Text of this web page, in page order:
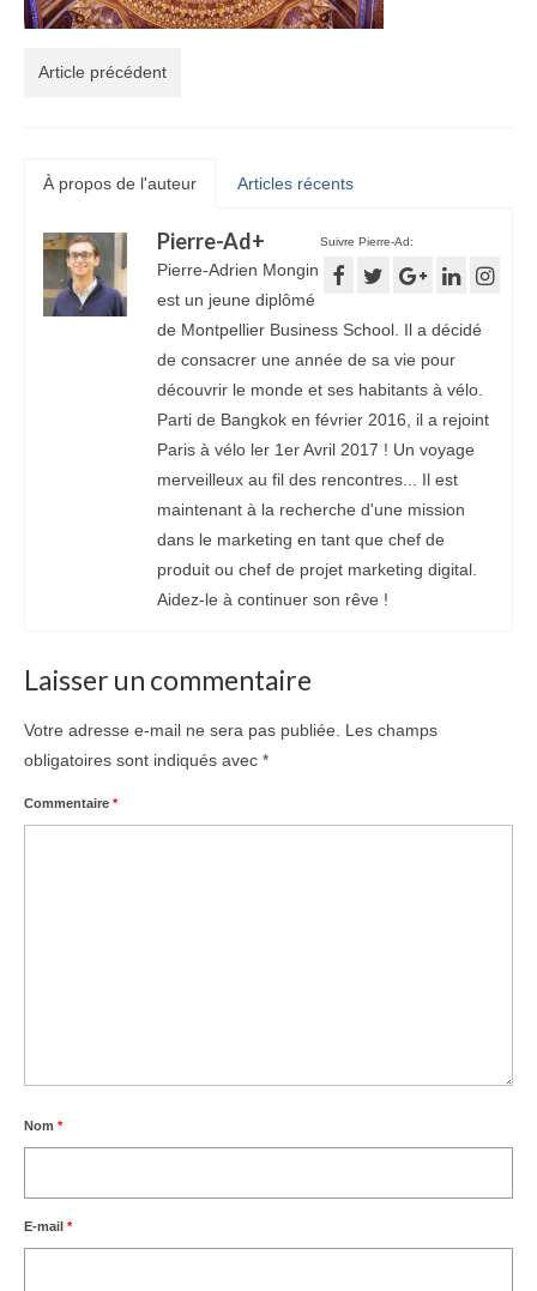
Article précédent
À propos de l'auteur Articles récents
Suivre Pierre-Ad:
Pierre-Ad+
Pierre-Adrien Mongin
est un jeune diplômé
de Montpellier Business School. Il a décidé
de consacrer une année de sa vie pour
découvrir le monde et ses habitants à vélo.
Parti de Bangkok en février 2016, il a rejoint
Paris à vélo ler 1er Avril 2017 ! Un voyage
merveilleux au fil des rencontres... Il est
maintenant à la recherche d'une mission
dans le marketing en tant que chef de
produit ou chef de projet marketing digital.
Aidez-le à continuer son rêve !
Laisser un commentaire
Votre adresse e-mail ne sera pas publiée.
Les champs
obligatoires sont indiqués avec *
Commentaire *
Nom *
E-mail *